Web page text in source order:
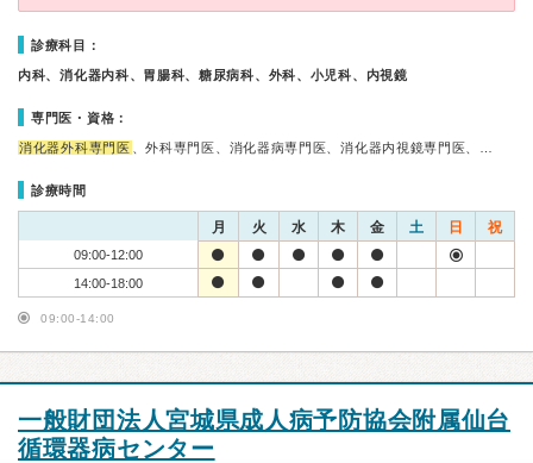
診療科目：
内科、消化器内科、胃腸科、糖尿病科、外科、小児科、内視鏡
専門医・資格：
消化器外科専門医 、外科専門医、消化器病専門医、消化器内視鏡専門医、…
診療時間
月 火 水 木 金 土 日 祝
09:00-12:00
14:00-18:00
09:00-14:00
一般財団法人宮城県成人病予防協会附属仙台
循環器病センター